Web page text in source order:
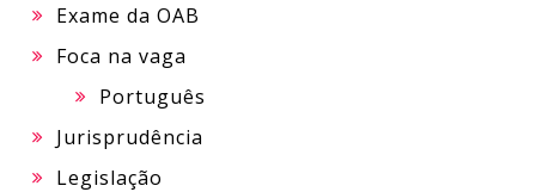
Exame da OAB
Foca na vaga
Português
Jurisprudência
Legislação